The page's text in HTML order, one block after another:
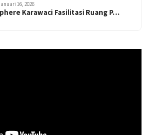
16, 2026
Karawaci Fasilitasi Ruang P…